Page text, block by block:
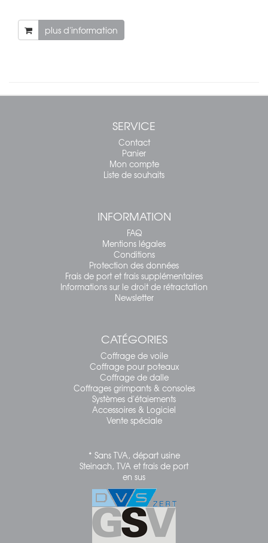
plus d'information
SERVICE
Contact
Panier
Mon compte
Liste de souhaits
INFORMATION
FAQ
Mentions légales
Conditions
Protection des données
Frais de port et frais supplémentaires
Informations sur le droit de rétractation
Newsletter
CATÉGORIES
Coffrage de voile
Coffrage pour poteaux
Coffrage de dalle
Coffrages grimpants & consoles
Systèmes d'étaiements
Accessoires & Logiciel
Vente spéciale
* Sans TVA, départ usine
Steinach, TVA et frais de port
en sus